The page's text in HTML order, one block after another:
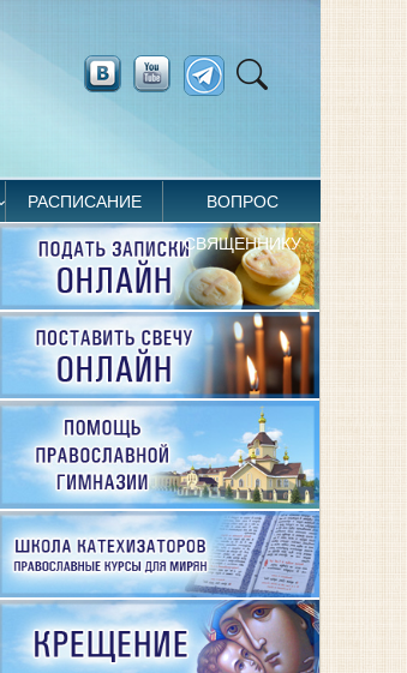
РАСПИСАНИЕ ВОПРОС
СВЯЩЕННИКУ